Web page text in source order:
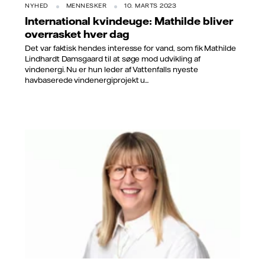
NYHED MENNESKER 10. MARTS 2023
International kvindeuge: Mathilde bliver
overrasket hver dag
Det var faktisk hendes interesse for vand, som fik Mathilde
Lindhardt Damsgaard til at søge mod udvikling af
vindenergi. Nu er hun leder af Vattenfalls nyeste
havbaserede vindenergiprojekt u...